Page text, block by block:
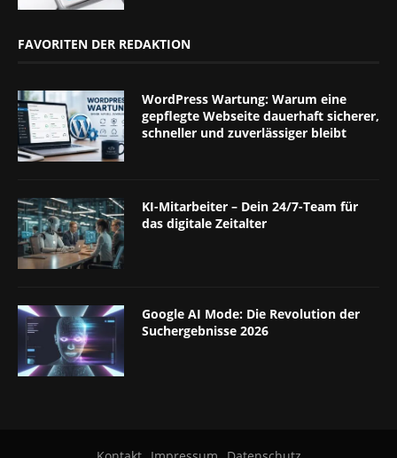
FAVORITEN DER REDAKTION
WordPress Wartung: Warum eine
gepflegte Webseite dauerhaft sicherer,
schneller und zuverlässiger bleibt
KI-Mitarbeiter – Dein 24/7-Team für
das digitale Zeitalter
Google AI Mode: Die Revolution der
Suchergebnisse 2026